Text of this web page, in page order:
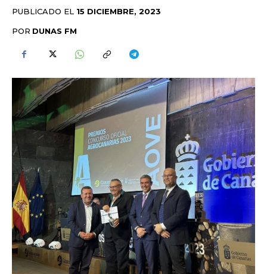
PUBLICADO EL 15 DICIEMBRE, 2023
POR DUNAS FM